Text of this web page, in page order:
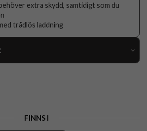
extra skydd, samtidigt som du
trådlös laddning
FINNS I